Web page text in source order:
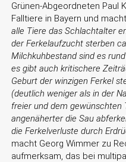
Grünen-Abgeordneten Paul
Falltiere in Bayern und
alle Tiere das Schlachtalter
der Ferkelaufzucht sterben
Milchkuhbestand sind es
es gibt auch kritischere
Geburt der winzigen Ferkel
(deutlich weniger als in der
freier und dem gewünschten
angenäherter die Sau
die Ferkelverluste durch
macht Georg Wimmer zu
aufmerksam, das bei